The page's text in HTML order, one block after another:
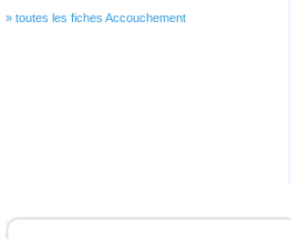
» toutes les fiches Accouchement